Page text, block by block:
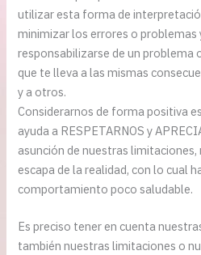
utilizar esta forma de
minimizar los errores o problemas
responsabilizarse de un problema
que te lleva a las mismas
y a otros.
Considerarnos de forma positiva
ayuda a RESPETARNOS y
asunción de nuestras
escapa de la realidad, con lo cual
comportamiento poco saludable.
Es preciso tener en cuenta
también nuestras limitaciones o